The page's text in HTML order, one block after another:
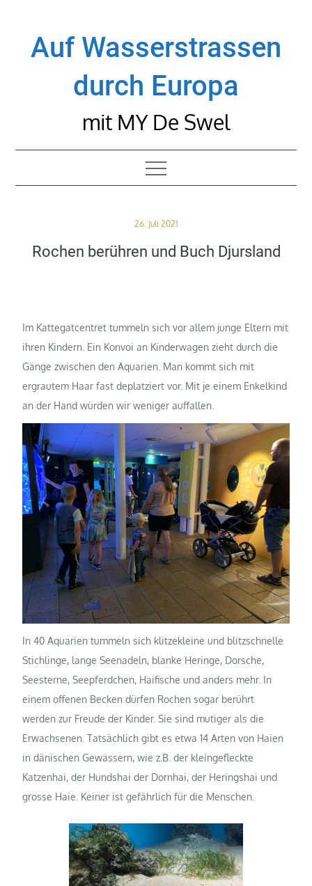
contentAuf Wasserstrassen
durch Europa
mit MY De Swel
Posted
26. Juli 2021
Rochen berühren und Buch Djursland
Im Kattegatcentret tummeln sich vor allem junge Eltern mit
ihren Kindern. Ein Konvoi an Kinderwagen zieht durch die
Gänge zwischen den Aquarien. Man kommt sich mit
ergrautem Haar fast deplatziert vor. Mit je einem Enkelkind
an der Hand würden wir weniger auffallen.
In 40 Aquarien tummeln sich klitzekleine und blitzschnelle
Stichlinge, lange Seenadeln, blanke Heringe, Dorsche,
Seesterne, Seepferdchen, Haifische und anders mehr. In
einem offenen Becken dürfen Rochen sogar berührt
werden zur Freude der Kinder. Sie sind mutiger als die
Erwachsenen. Tatsächlich gibt es etwa 14 Arten von Haien
in dänischen Gewässern, wie z.B. der kleingefleckte
Katzenhai, der Hundshai der Dornhai, der Heringshai und
grosse Haie. Keiner ist gefährlich für die Menschen.